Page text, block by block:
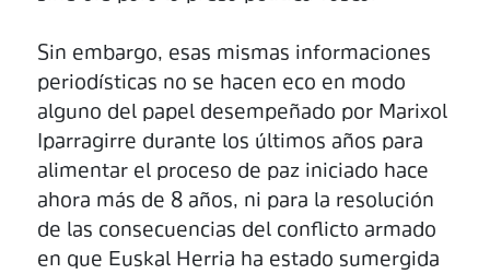
Sin embargo, esas mismas informaciones
periodísticas no se hacen eco en modo
alguno del papel desempeñado por Marixol
Iparragirre durante los últimos años para
alimentar el proceso de paz iniciado hace
ahora más de 8 años, ni para la resolución
de las consecuencias del conflicto armado
en que Euskal Herria ha estado sumergida